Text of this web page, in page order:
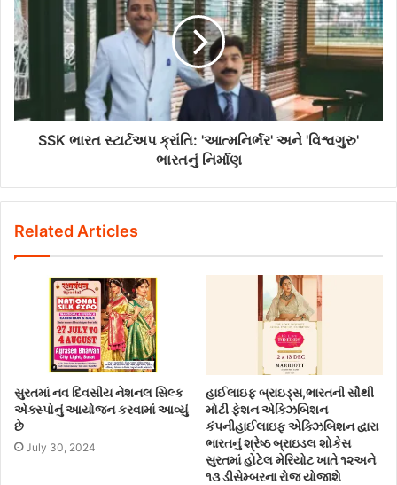
SSK ભારત સ્ટાર્ટઅપ ક્રાંતિ: 'આત્મનિર્ભર' અને 'વિશ્વગુરુ'
ભારતનું નિર્માણ
Related Articles
સુરતમાં નવ દિવસીય નેશનલ સિલ્ક
એક્સ્પોનું આયોજન કરવામાં આવ્યું
છે
July 30, 2024
હાઈલાઇફ બ્રાઇડ્સ,ભારતની સૌથી
મોટી ફેશન એક્ઝિબિશન
કંપનીહાઈલાઇફ એક્ઝિબિશન દ્વારા
ભારતનું શ્રેષ્ઠ બ્રાઇડલ શોકેસ
સુરતમાં હોટેલ મેરિયોટ ખાતે ૧૨અને
૧૩ ડીસેમ્બરના રોજ યોજાશે